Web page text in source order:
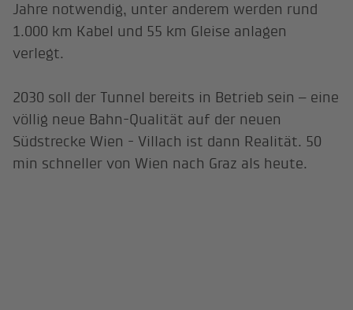
Jahre notwendig, unter anderem werden rund
1.000 km Kabel und 55 km Gleise anlagen
verlegt.
2030 soll der Tunnel bereits in Betrieb sein – eine
völlig neue Bahn-Qualität auf der neuen
Südstrecke Wien - Villach ist dann Realität. 50
min schneller von Wien nach Graz als heute.